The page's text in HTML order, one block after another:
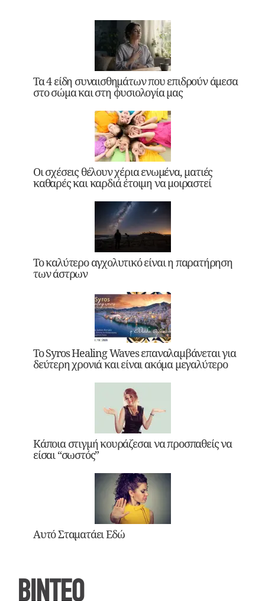
Τα 4 είδη συναισθημάτων που επιδρούν άμεσα
στο σώμα και στη φυσιολογία μας
Οι σχέσεις θέλουν χέρια ενωμένα, ματιές
καθαρές και καρδιά έτοιμη να μοιραστεί
Το καλύτερο αγχολυτικό είναι η παρατήρηση
των άστρων
Το Syros Healing Waves επαναλαμβάνεται για
δεύτερη χρονιά και είναι ακόμα μεγαλύτερο
Κάποια στιγμή κουράζεσαι να προσπαθείς να
είσαι “σωστός”
Αυτό Σταματάει Εδώ
ΒΙΝΤΕΟ